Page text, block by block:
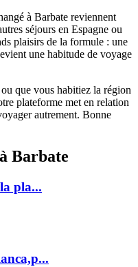
à Barbate reviennent
séjours en Espagne ou
plaisirs de la formule : une
une habitude de voyage
que vous habitiez la région
plateforme met en relation
autrement. Bonne
Barbate
pla...